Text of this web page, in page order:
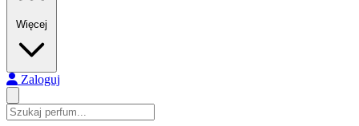
Więcej
Zaloguj